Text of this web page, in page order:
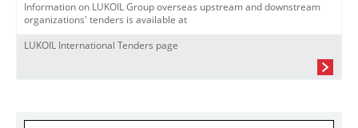
Information on LUKOIL Group overseas upstream and downstream
organizations' tenders is available at
LUKOIL International Tenders page